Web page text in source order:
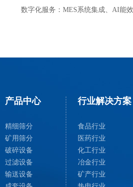
数字化服务：MES系统集成、AI能
产品中心
精细筛分
矿用筛分
破碎设备
过滤设备
输送设备
行业解决方案
食品行业
医药行业
化工行业
冶金行业
矿产行业